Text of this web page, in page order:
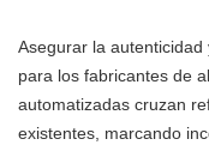
Asegurar la
para los fabricantes de
automatizadas cruzan
existentes, marcando